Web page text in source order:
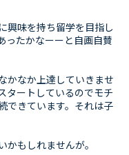
興味を持ち留学を目指し
ったかなーーと自画自賛
かなか上達していきませ
タートしているのでモチ
できています。それは子
もしれませんが。